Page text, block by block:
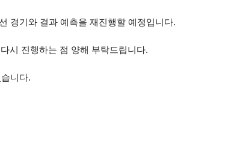
경기와 결과 예측을 재진행할 예정입니다.
시 진행하는 점 양해 부탁드립니다.
니다.